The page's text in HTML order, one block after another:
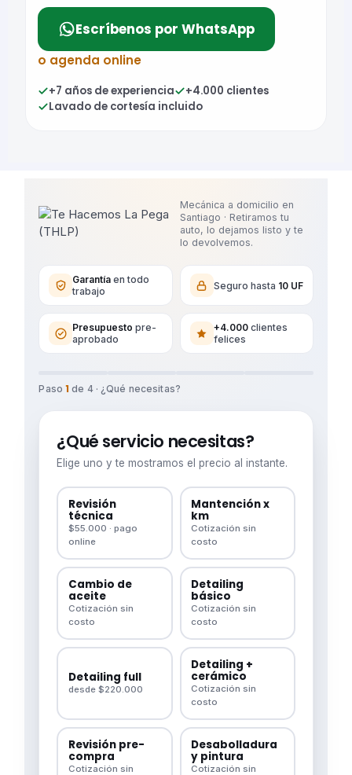
Escríbenos por WhatsApp
o agenda online
+7 años de experiencia
+4.000 clientes
Lavado de cortesía incluido
Mecánica a domicilio en
Santiago · Retiramos tu
auto, lo dejamos listo y te
lo devolvemos.
Garantía en todo
trabajo
Seguro hasta 10 UF
Presupuesto pre-
aprobado
+4.000clientes
felices
Paso1 de 4 · ¿Qué necesitas?
¿Qué servicio necesitas?
Elige uno y te mostramos el precio al instante.
Revisión
técnica
$55.000 · pago
online
Mantención x
km
Cotización sin
costo
Cambio de
aceite
Cotización sin
costo
Detailing
básico
Cotización sin
costo
Detailing full
desde $220.000
Detailing +
cerámico
Cotización sin
costo
Revisión pre-
compra
Cotización sin
Desabolladura
y pintura
Cotización sin